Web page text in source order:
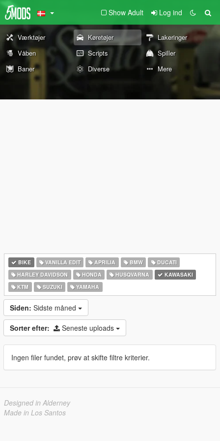
Show Adult Log ind
Værktøjer Køretøjer
Lakeringer
Våben
Scripts
Spiller
Baner
Diverse Mere
BIKE VANILLA EDIT APRILIA BMW
DUCATI
HARLEY DAVIDSON
HONDA HUSQVARNA
KAWASAKI
KTM
SUZUKI YAMAHA
Siden: Sidste måned
Sorter efter: Seneste uploads
Ingen filer fundet, prøv at skifte filtre kriterier.
Designed in Alderney
Made in Los Santos